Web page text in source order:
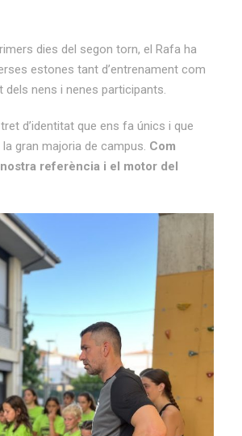
dies del segon torn, el Rafa ha
estones tant d’entrenament com
dels nens i nenes participants.
d’identitat que ens fa únics i que
gran majoria de campus. Com
referència i el motor del